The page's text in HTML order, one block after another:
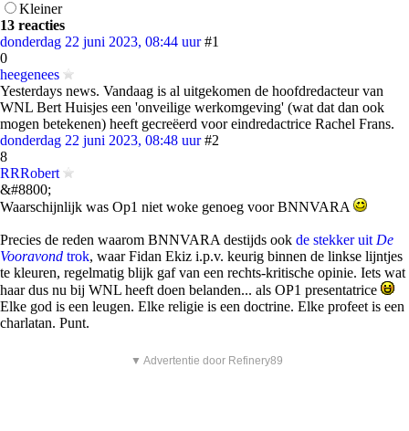
Kleiner
13 reacties
donderdag 22 juni 2023, 08:44 uur #1
0
heegenees
Yesterdays news. Vandaag is al uitgekomen de hoofdredacteur van
WNL Bert Huisjes een 'onveilige werkomgeving' (wat dat dan ook
mogen betekenen) heeft gecreëerd voor eindredactrice Rachel Frans.
donderdag 22 juni 2023, 08:48 uur #2
8
RRRobert
&#8800;
Waarschijnlijk was Op1 niet woke genoeg voor BNNVARA
Precies de reden waarom BNNVARA destijds ook de stekker uit De
Vooravond trok, waar Fidan Ekiz i.p.v. keurig binnen de linkse lijntjes
te kleuren, regelmatig blijk gaf van een rechts-kritische opinie. Iets wat
haar dus nu bij WNL heeft doen belanden... als OP1 presentatrice
Elke god is een leugen. Elke religie is een doctrine. Elke profeet is een
charlatan. Punt.
▼ Advertentie door Refinery89